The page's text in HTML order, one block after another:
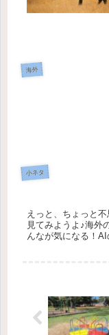
海外
小ネタ
えっと、ちょっと
見てみようよ♪海外
んなが気になる！